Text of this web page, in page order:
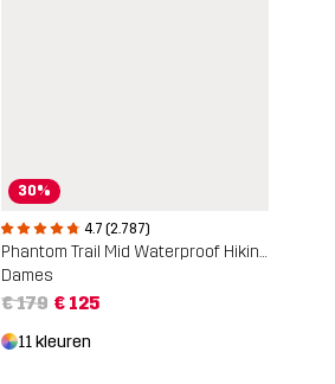
30%
4.7 (2.787)
Phantom Trail Mid Waterproof Hiking Boots
Dames
€ 179 € 125
11 kleuren